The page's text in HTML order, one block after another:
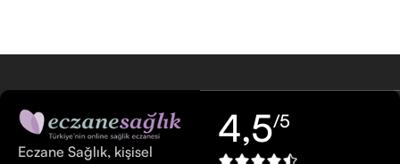
Eczane Sağlık, kişisel
4,5/5